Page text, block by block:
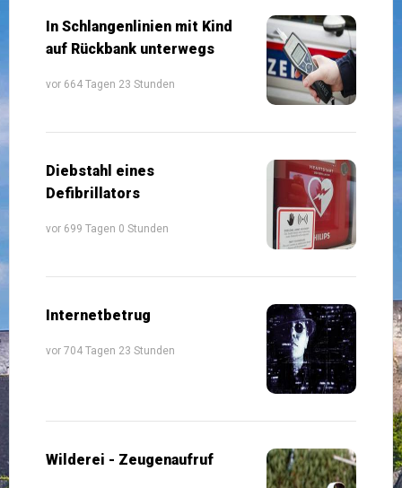
In Schlangenlinien mit Kind
auf Rückbank unterwegs
vor 664 Tagen 23 Stunden
Diebstahl eines
Defibrillators
vor 699 Tagen 0 Stunden
Internetbetrug
vor 704 Tagen 23 Stunden
Wilderei - Zeugenaufruf